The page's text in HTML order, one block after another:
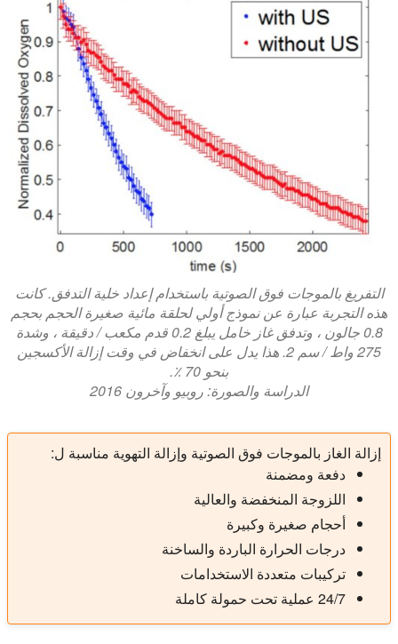
التفريغ بالموجات فوق الصوتية باستخدام إعداد خلية التدفق. كانت
هذه التجربة عبارة عن نموذج أولي لحلقة مائية صغيرة الحجم بحجم
0.8 جالون ، وتدفق غاز خامل يبلغ 0.2 قدم مكعب / دقيقة ، وشدة
275 واط / سم 2. هذا يدل على انخفاض في وقت إزالة الأكسجين
بنحو 70 ٪.
الدراسة والصورة: روبيو وآخرون 2016
إزالة الغاز بالموجات فوق الصوتية وإزالة التهوية مناسبة ل:
دفعة ومضمنة
اللزوجة المنخفضة والعالية
أحجام صغيرة وكبيرة
درجات الحرارة الباردة والساخنة
تركيبات متعددة الاستخدامات
24/7 عملية تحت حمولة كاملة